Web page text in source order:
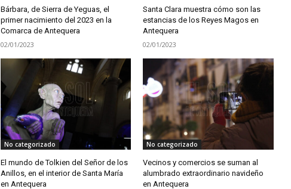
Bárbara, de Sierra de Yeguas, el
primer nacimiento del 2023 en la
Comarca de Antequera
02/01/2023
Santa Clara muestra cómo son las
estancias de los Reyes Magos en
Antequera
02/01/2023
No categorizado
El mundo de Tolkien del Señor de los
Anillos, en el interior de Santa María
en Antequera
No categorizado
Vecinos y comercios se suman al
alumbrado extraordinario navideño
en Antequera